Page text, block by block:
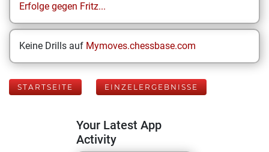
Erfolge gegen Fritz...
Keine Drills auf Mymoves.chessbase.com
STARTSEITE EINZELERGEBNISSE
Your Latest App
Activity